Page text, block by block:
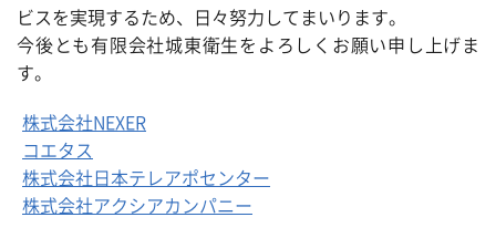
ビスを実現するため、日々努力してまいります。
今後とも有限会社城東衛生をよろしくお願い申し上げま
す。
株式会社NEXER
コエタス
株式会社日本テレアポセンター
株式会社アクシアカンパニー